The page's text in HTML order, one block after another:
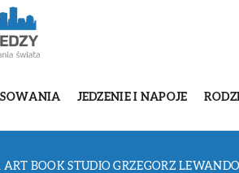
JEDZENIE I NAPOJE
BOOK STUDIO GRZEGORZ